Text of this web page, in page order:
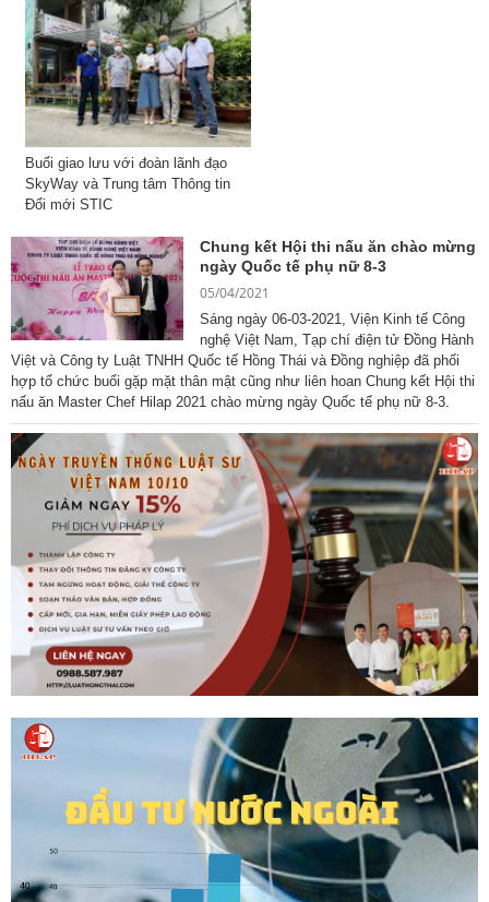
Buổi giao lưu với đoàn lãnh đạo
SkyWay và Trung tâm Thông tin
Đổi mới STIC
Chung kết Hội thi nấu ăn chào mừng
ngày Quốc tế phụ nữ 8-3
05/04/2021
Sáng ngày 06-03-2021, Viện Kinh tế Công
nghệ Việt Nam, Tạp chí điện tử Đồng Hành
Việt và Công ty Luật TNHH Quốc tế Hồng Thái và Đồng nghiệp đã phối
hợp tổ chức buổi gặp mặt thân mật cũng như liên hoan Chung kết Hội thi
nấu ăn Master Chef Hilap 2021 chào mừng ngày Quốc tế phụ nữ 8-3.